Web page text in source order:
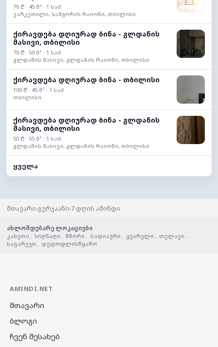
70 ₾ · 45 მ² · 1 საძ.
ვარკეთილი, სამგორის რაიონი, თბილისი
ქირავდება დღიურად ბინა - გლდანის
მასივი, თბილისი
70 ₾ · 50 მ² · 1 საძ.
გლდანის მასივი, გლდანის რაიონი, თბილისი
ქირავდება დღიურად ბინა - თბილისი
100 ₾ · 45 მ² · 1 საძ.
თბილისი
ქირავდება დღიურად ბინა - გლდანის
მასივი, თბილისი
50 ₾ · 55 მ² · 1 საძ.
გლდანის მასივი, გლდანის რაიონი, თბილისი
ყველა
მთავარი›გურჯაანი›7 დღის ამინდი
ახლომდებარე ლოკაციები
კახეთი , სიღნაღი , წნორი , ბადიაური , ყვარელი , თელავი ,
საგარეჯო , დედოფლისწყარო
AMINDI.NET
მთავარი
ბლოგი
ჩვენ შესახებ